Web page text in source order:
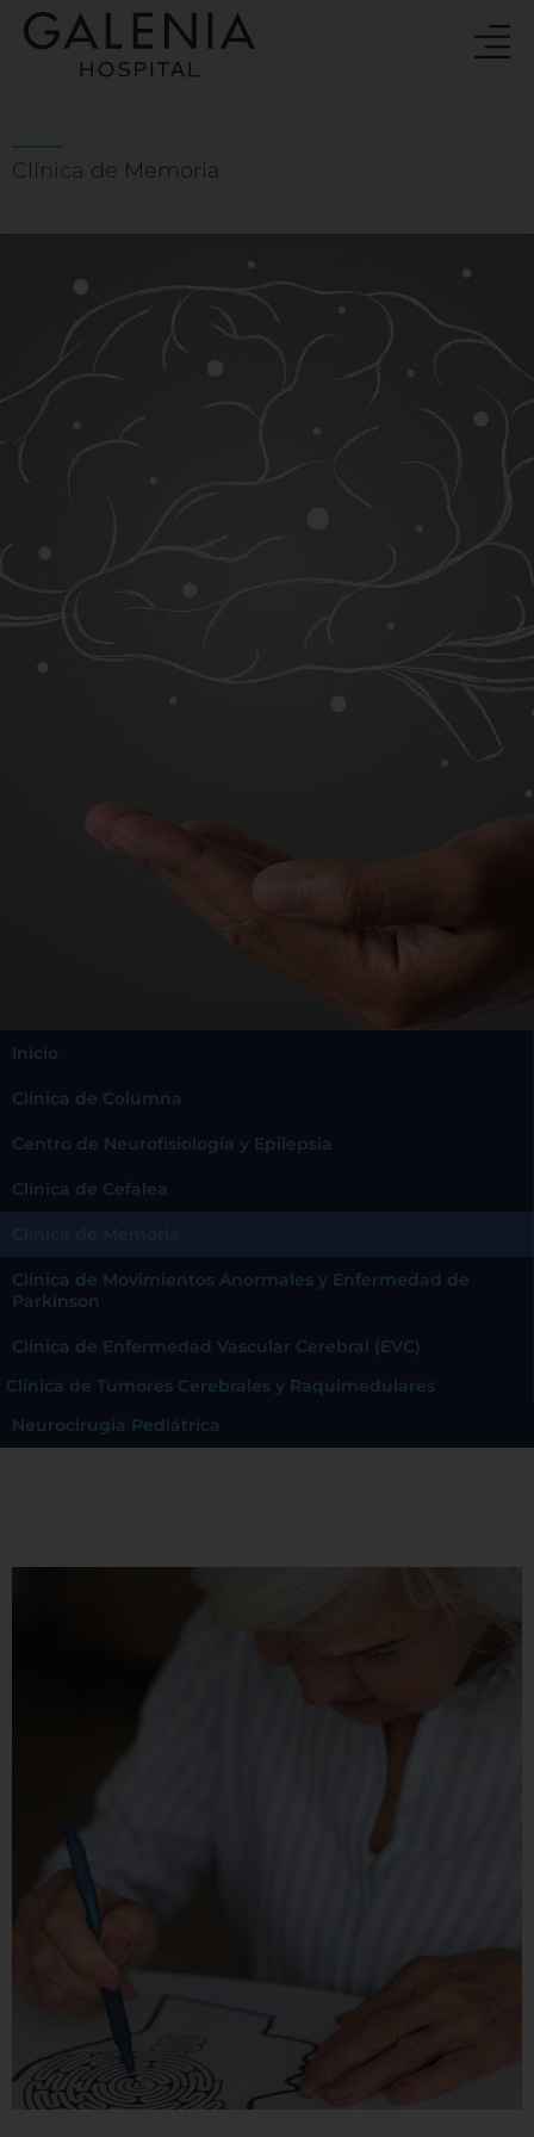
contenido
Clínica de Memoria
Inicio
Clínica de Columna
Centro de Neurofisiología y Epilepsia
Clínica de Cefalea
Clínica de Movimientos Anormales y Enfermedad de
Parkinson
Clínica de Enfermedad Vascular Cerebral (EVC)
Clínica de Tumores Cerebrales y Raquimedulares
Neurocirugía Pediátrica